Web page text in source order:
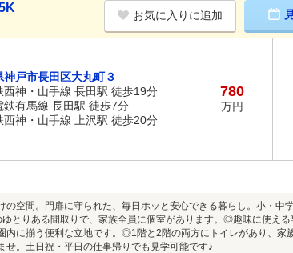
お気に入りに追加
神戸市長田区大丸町３
西神・山手線 長田駅 徒歩19分
鉄有馬線 長田駅 徒歩7分
西神・山手線 上沢駅 徒歩20分
780
万円
の空間。門扉に守られた、毎日ホッと安心できる暮らし。小・中
とりある間取りで、家族全員に個室があります。◎趣味に使え
内に揃う便利な立地です。◎1階と2階の両方にトイレがあり、家
せ。土日祝・平日の仕事帰りでも見学可能です♪